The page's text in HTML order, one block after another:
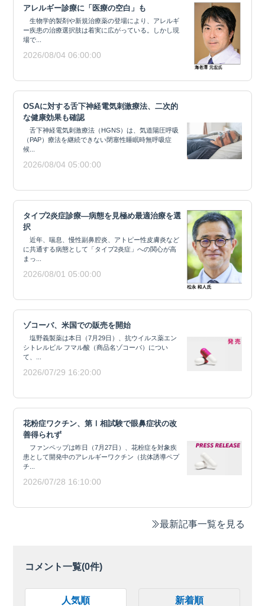
アレルギー診療に「医療の空白」も
生物学的製剤や新規治療薬の登場により、アレルギ
ー疾患の治療選択肢は着実に広がっている。しかし現
場で...
2026/08/04 06:00:00
OSAに対する舌下神経電気刺激療法、二次的
な健康効果も確認
舌下神経電気刺激療法（HGNS）は、気道陽圧呼吸
（PAP）療法を継続できない閉塞性睡眠時無呼吸症
候...
2026/08/04 05:00:00
タイプ2炎症診療―病態を見極め最適治療を選
択
近年、喘息、慢性副鼻腔炎、アトピー性皮膚炎など
に共通する病態として「タイプ2炎症」への関心が高
まっ...
2026/08/01 05:00:00
ゾコーバ、米国での販売を開始
塩野義製薬は本日（7月29日）、抗ウイルス薬エン
シトレルビル フマル酸（商品名ゾコーバ）につい
て、...
2026/07/29 16:20:00
花粉症ワクチン、第Ⅰ相試験で眼鼻症状の改
善得られず
ファンペップは昨日（7月27日）、花粉症を対象疾
患として開発中のアレルギーワクチン（抗体誘導ペプ
チ...
2026/07/28 16:10:00
最新記事一覧を見る
コメント一覧(0件)
人気順 新着順